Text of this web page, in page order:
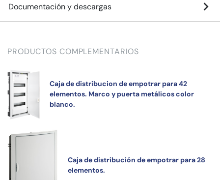
Documentación y descargas
PRODUCTOS COMPLEMENTARIOS
Caja de distribucion de empotrar para 42
elementos. Marco y puerta metálicos color
blanco.
Caja de distribución de empotrar para 28
elementos.